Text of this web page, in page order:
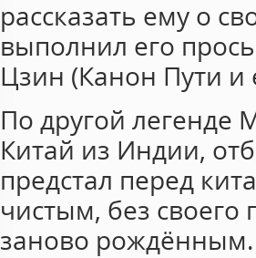
рассказать ему о
выполнил его
Цзин (Канон Пути и
По другой легенде
Китай из Индии,
предстал перед
чистым, без своего
заново рождённым.